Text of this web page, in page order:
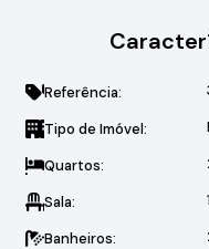
Referência:
Tipo de Imóvel:
Quartos:
Sala: 1
Banheiros: